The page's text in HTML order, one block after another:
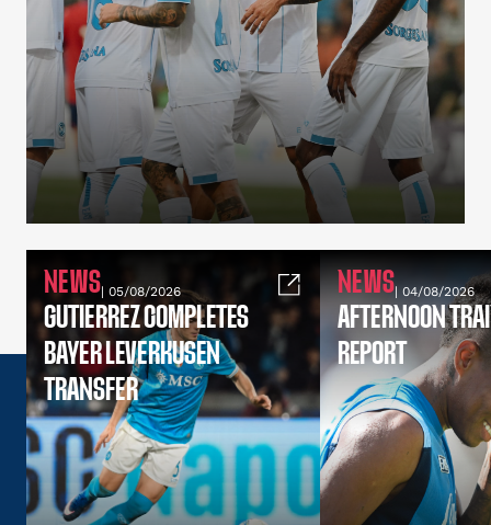
NEWS| 05/08/2026
GUTIERREZ COMPLETES
BAYER LEVERKUSEN
TRANSFER
NEWS| 04/08/2026
AFTERNOON
REPORT